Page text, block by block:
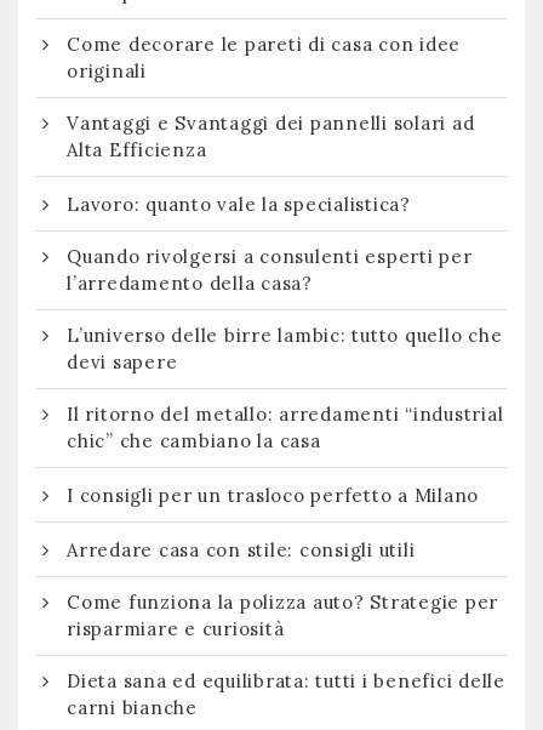
Come decorare le pareti di casa con idee
originali
Vantaggi e Svantaggi dei pannelli solari ad
Alta Efficienza
Lavoro: quanto vale la specialistica?
Quando rivolgersi a consulenti esperti per
l’arredamento della casa?
L’universo delle birre lambic: tutto quello che
devi sapere
Il ritorno del metallo: arredamenti “industrial
chic” che cambiano la casa
I consigli per un trasloco perfetto a Milano
Arredare casa con stile: consigli utili
Come funziona la polizza auto? Strategie per
risparmiare e curiosità
Dieta sana ed equilibrata: tutti i benefici delle
carni bianche